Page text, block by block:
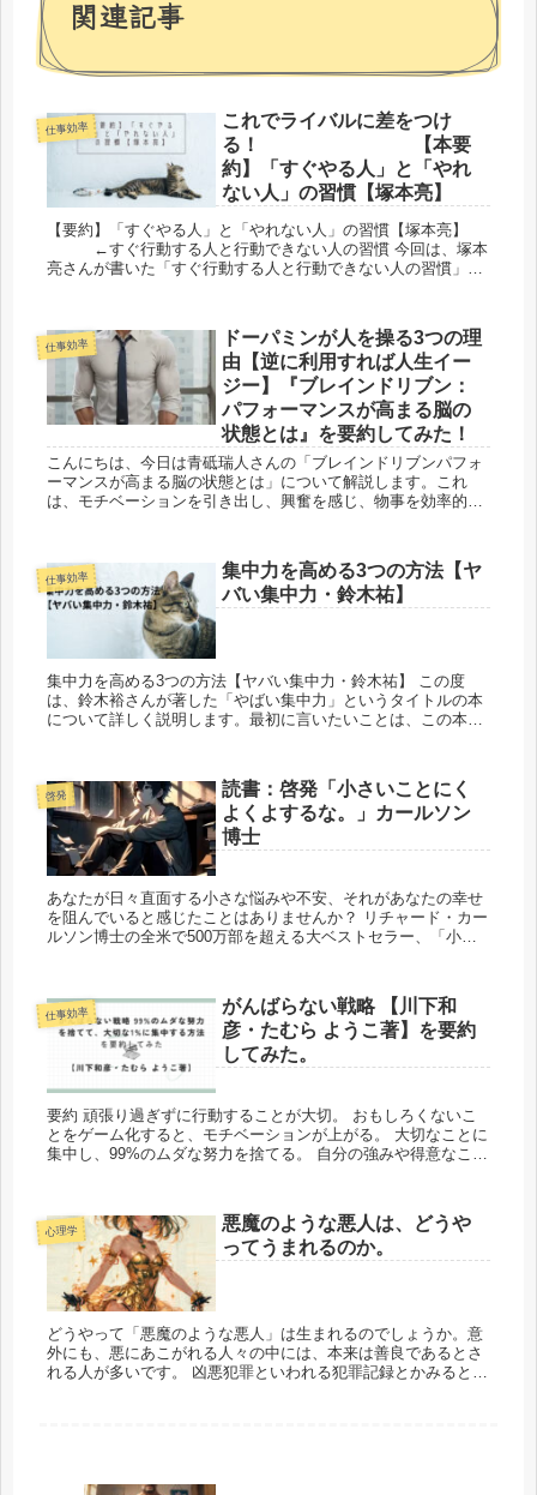
関連記事
仕事効率
これでライバルに差をつけ
る！ 【本要
約】「すぐやる人」と「やれ
ない人」の習慣【塚本亮】
【要約】「すぐやる人」と「やれない人」の習慣【塚本亮】
←すぐ行動する人と行動できない人の習慣 今回は、塚本
亮さんが書いた「すぐ行動する人と行動できない人の習慣」に
仕事効率
ドーパミンが人を操る3つの理
由【逆に利用すれば人生イー
ジー】『ブレインドリブン：
パフォーマンスが高まる脳の
状態とは』を要約してみた！
こんにちは、今日は青砥瑞人さんの「ブレインドリブンパフォ
ーマンスが高まる脳の状態とは」について解説します。これ
は、モチベーションを引き出し、興奮を感じ、物事を効率的に
仕事効率
集中力を高める3つの方法【ヤ
バい集中力・鈴木祐】
集中力を高める3つの方法【ヤバい集中力・鈴木祐】 この度
は、鈴木裕さんが著した「やばい集中力」というタイトルの本
について詳しく説明します。最初に言いたいことは、この本は
啓発
読書：啓発「小さいことにく
よくよするな。」カールソン
博士
あなたが日々直面する小さな悩みや不安、それがあなたの幸せ
を阻んでいると感じたことはありませんか？ リチャード・カー
ルソン博士の全米で500万部を超える大ベストセラー、「小さ
仕事効率
がんばらない戦略 【川下和
彦・たむら ようこ著】を要約
してみた。
要約 頑張り過ぎずに行動することが大切。 おもしろくないこ
とをゲーム化すると、モチベーションが上がる。 大切なことに
集中し、99%のムダな努力を捨てる。 自分の強みや得意なこと
心理学
悪魔のような悪人は、どうや
ってうまれるのか。
どうやって「悪魔のような悪人」は生まれるのでしょうか。意
外にも、悪にあこがれる人々の中には、本来は善良であるとさ
れる人が多いです。 凶悪犯罪といわれる犯罪記録とかみると、